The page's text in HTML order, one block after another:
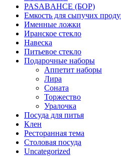
PASABAHCE (БОР)
Емкость для сыпучих
Именные ложки
Иранское стекло
Навеска
Питьевое стекло
Подарочные наборы
Аппетит наборы
Лира
Соната
Торжество
Уралочка
Посуда для питья
Клен
Ресторанная тема
Столовая посуда
Uncategorized